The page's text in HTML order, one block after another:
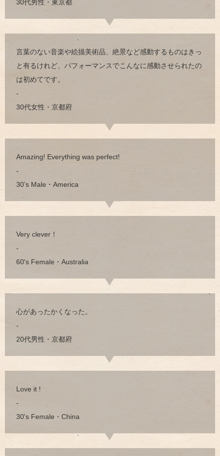
30代男性・東京都
言葉のない音楽や絵描美術品、絶景など感動するものはきっ
と有るけれど、パフォーマンスでこんなに感動させられたの
は初めてです。
-
30代女性・京都府
Amazing! Everything was perfect!
-
30’s Male・America
Very clever！
-
60's Female・Australia
心があったかくなった。
-
20代男性・京都府
Love it !
-
30's Female・China